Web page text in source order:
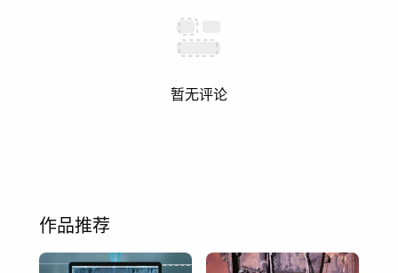
暂无评论
作品推荐